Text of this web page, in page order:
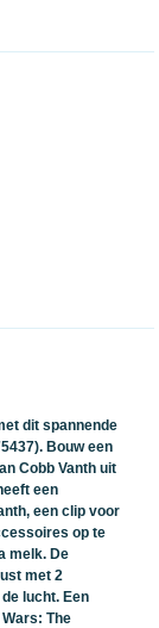
dit spannende
Bouw een
Cobb Vanth uit
een
een clip voor
op te
melk. De
met 2
lucht. Een
The